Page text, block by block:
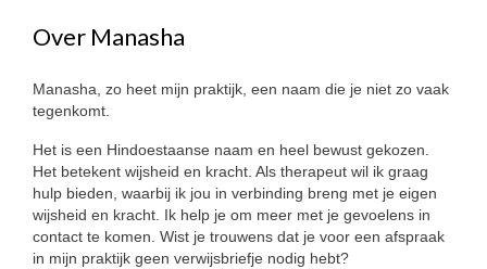
Over Manasha
Manasha, zo heet mijn praktijk, een naam die je niet zo vaak
tegenkomt.
Het is een Hindoestaanse naam en heel bewust gekozen.
Het betekent wijsheid en kracht. Als therapeut wil ik graag
hulp bieden, waarbij ik jou in verbinding breng met je eigen
wijsheid en kracht. Ik help je om meer met je gevoelens in
contact te komen. Wist je trouwens dat je voor een afspraak
in mijn praktijk geen verwijsbriefje nodig hebt?